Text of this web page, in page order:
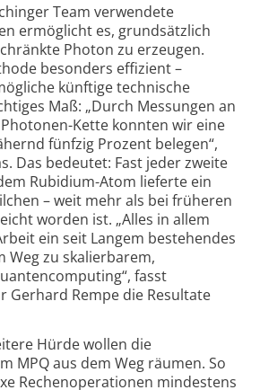
Team verwendete
ermöglicht es, grundsätzlich
Photon zu erzeugen.
besonders effizient –
künftige technische
Maß: „Durch Messungen an
Kette konnten wir eine
fünfzig Prozent belegen“,
Das bedeutet: Fast jeder zweite
Rubidium-Atom lieferte ein
– weit mehr als bei früheren
worden ist. „Alles in allem
ein seit Langem bestehendes
Weg zu skalierbarem,
fasst
Gerhard Rempe die Resultate
Hürde wollen die
MPQ aus dem Weg räumen. So
Rechen­operationen mindestens